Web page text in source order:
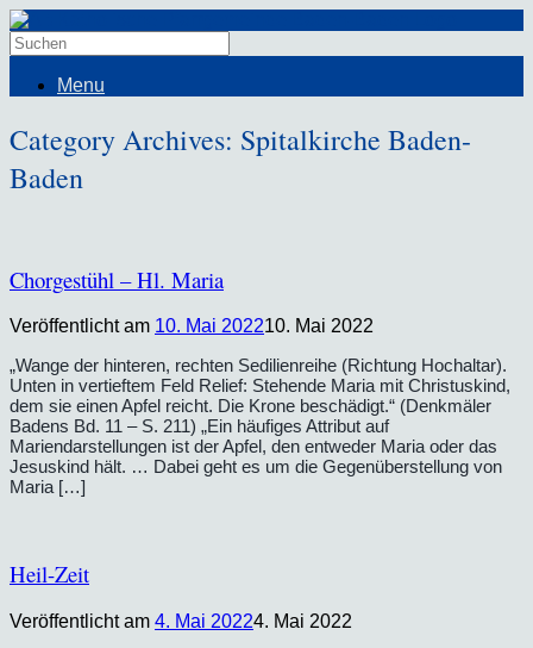
Menu
Category Archives: Spitalkirche Baden-
Baden
Chorgestühl – Hl. Maria
Veröffentlicht am 10. Mai 202210. Mai 2022
„Wange der hinteren, rechten Sedilienreihe (Richtung Hochaltar).
Unten in vertieftem Feld Relief: Stehende Maria mit Christuskind,
dem sie einen Apfel reicht. Die Krone beschädigt.“ (Denkmäler
Badens Bd. 11 – S. 211) „Ein häufiges Attribut auf
Mariendarstellungen ist der Apfel, den entweder Maria oder das
Jesuskind hält. … Dabei geht es um die Gegenüberstellung von
Maria […]
Heil-Zeit
Veröffentlicht am 4. Mai 20224. Mai 2022